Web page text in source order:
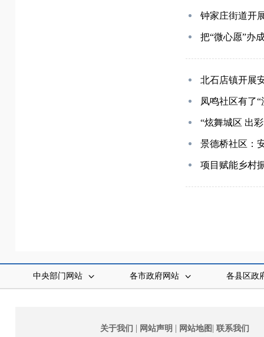
钟家庄街道开
把“微心愿”办
北石店镇开展
凤鸣社区有了
“炫舞城区 出
景德桥社区：
项目赋能乡村
中央部门网站 各市政府网站 各县区政
关于我们 | 网站声明 | 网站地图 | 联系我们